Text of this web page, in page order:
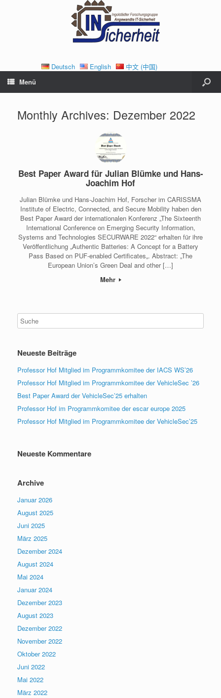
Deutsch English
中文 (中国)
Menü
Monthly Archives: Dezember 2022
Best Paper Award für Julian Blümke und Hans-
Joachim Hof
Julian Blümke und Hans-Joachim Hof, Forscher im CARISSMA
Institute of Electric, Connected, and Secure Mobility haben den
Best Paper Award der internationalen Konferenz „The Sixteenth
International Conference on Emerging Security Information,
Systems and Technologies SECURWARE 2022“ erhalten für ihre
Veröffentlichung „Authentic Batteries: A Concept for a Battery
Pass Based on PUF-enabled Certificates„. Abstract: „The
European Union’s Green Deal and other […]
Mehr
Neueste Beiträge
Professor Hof Mitglied im Programmkomitee der IACS WS’26
Professor Hof Mitglied im Programmkomitee der VehicleSec ’26
Best Paper Award der VehicleSec’25 erhalten
Professor Hof im Programmkomitee der escar europe 2025
Professor Hof Mitglied im Programmkomitee der VehicleSec’25
Neueste Kommentare
Archive
Januar 2026
August 2025
Juni 2025
März 2025
Dezember 2024
August 2024
Mai 2024
Januar 2024
Dezember 2023
August 2023
Dezember 2022
November 2022
Oktober 2022
Juni 2022
Mai 2022
März 2022